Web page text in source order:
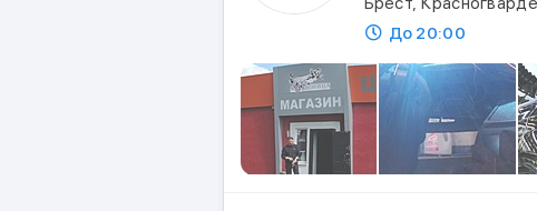
До 20:00